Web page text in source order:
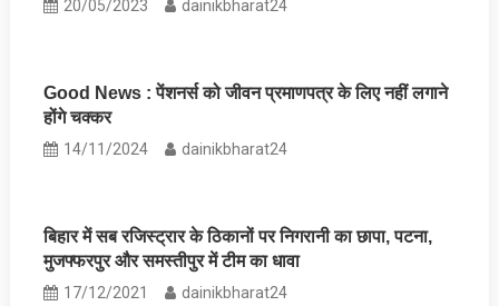
20/05/2023 dainikbharat24
Good News : पेंशनर्स को जीवन प्रमाणपत्र के लिए नहीं लगाने
होंगे चक्कर
14/11/2024 dainikbharat24
बिहार में सब रजिस्‍ट्रार के ठिकानों पर निगरानी का छापा, पटना,
मुजफ्फरपुर और समस्‍तीपुर में टीम का धावा
17/12/2021 dainikbharat24